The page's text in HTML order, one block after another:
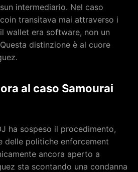
intermediario. Nel caso
transitava mai attraverso i
wallet era software, non un
distinzione è al cuore
al caso Samourai
ha sospeso il procedimento,
delle politiche enforcement
ancora aperto a
sta scontando una condanna